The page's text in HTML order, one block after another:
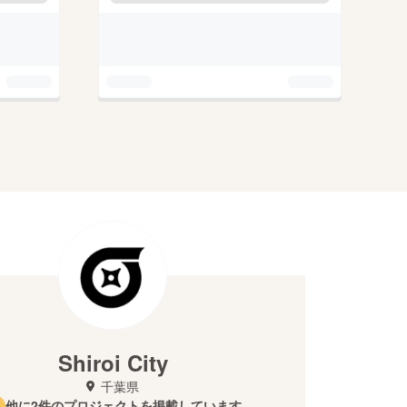
Shiroi City
千葉県